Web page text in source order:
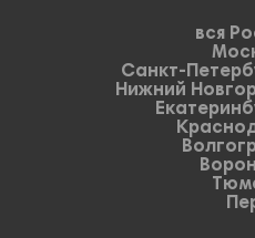
вся
Санкт-
Нижний